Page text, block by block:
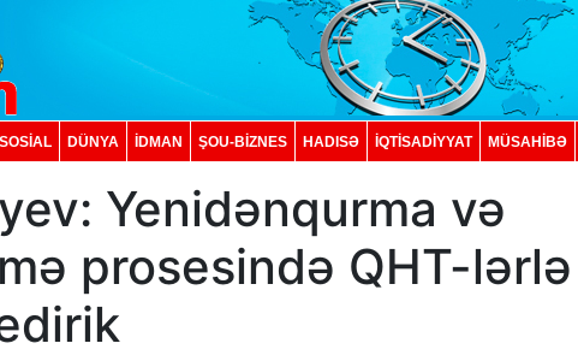
SOSIAL DÜNYA İDMAN ŞOU-BİZNES HADISƏ İQTISADIYYAT MÜSAHİBƏ
Yenidənqurma və
prosesində QHT-lərlə